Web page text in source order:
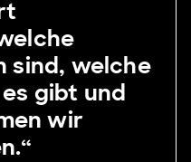
sind, welche
gibt und
wir